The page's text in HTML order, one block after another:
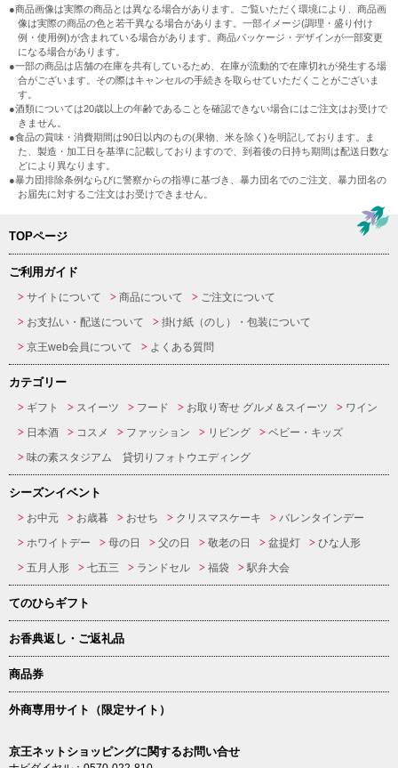
●商品画像は実際の商品とは異なる場合があります。ご覧いただく環境により、商品画
像は実際の商品の色と若干異なる場合があります。一部イメージ(調理・盛り付け
例・使用例)が含まれている場合があります。商品パッケージ・デザインが一部変更
になる場合があります。
●一部の商品は店舗の在庫を共有しているため、在庫が流動的で在庫切れが発生する場
合がございます。その際はキャンセルの手続きを取らせていただくことがございま
す。
●酒類については20歳以上の年齢であることを確認できない場合にはご注文はお受けで
きません。
●食品の賞味・消費期間は90日以内のもの(果物、米を除く)を明記しております。ま
た、製造・加工日を基準に記載しておりますので、到着後の日持ち期間は配送日数な
どにより異なります。
●暴力団排除条例ならびに警察からの指導に基づき、暴力団名でのご注文、暴力団名の
お届先に対するご注文はお受けできません。
TOPページ
ご利用ガイド
サイトについて 商品について
ご注文について
お支払い・配送について
掛け紙（のし）・包装について
京王web会員について
よくある質問
カテゴリー
ギフト スイーツ フード お取り寄せ グルメ＆スイーツ
ワイン
日本酒
コスメ ファッション リビング
ベビー・キッズ
味の素スタジアム 貸切りフォトウエディング
シーズンイベント
お中元 お歳暮 おせち クリスマスケーキ
バレンタインデー
ホワイトデー
母の日 父の日 敬老の日 盆提灯
ひな人形
五月人形
七五三 ランドセル 福袋 駅弁大会
てのひらギフト
お香典返し・ご返礼品
商品券
外商専用サイト（限定サイト）
京王ネットショッピングに関するお問い合せ